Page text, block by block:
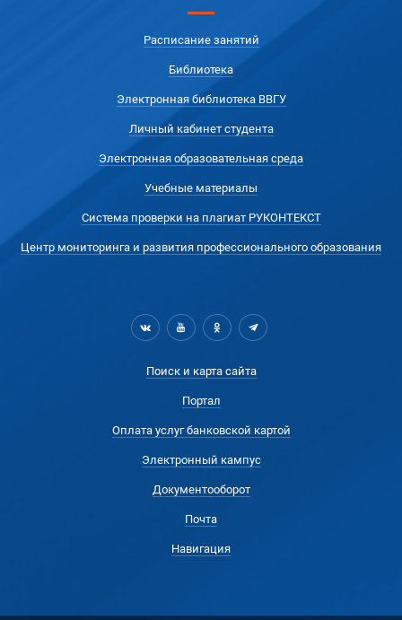
Расписание занятий
Библиотека
Электронная библиотека ВВГУ
Личный кабинет студента
Электронная образовательная среда
Учебные материалы
Система проверки на плагиат РУКОНТЕКСТ
Центр мониторинга и развития профессионального образования
Поиск и карта сайта
Портал
Оплата услуг банковской картой
Электронный кампус
Документооборот
Почта
Навигация